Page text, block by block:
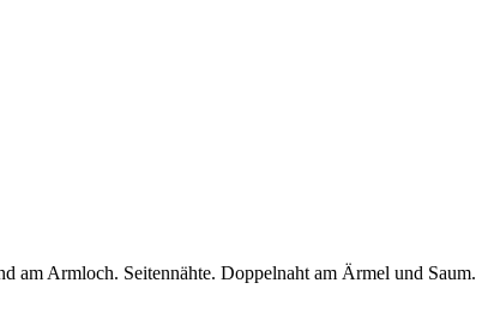
am Armloch. Seitennähte. Doppelnaht am Ärmel und Saum.